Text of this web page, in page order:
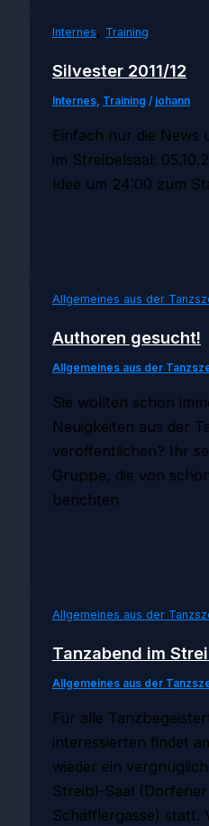
Internes , Training
Silvester 2011/12
Internes, Training / johann
Einfach nur die News
im Streibelsaal:
Idee um 24:00 zum
Allgemeines aus der
Authoren gesucht!
Allgemeines aus der
Sie wollten schon
Neuigkeiten aus der
veröffentlichen? Ihr
Gruppe, die von
berichten
Allgemeines aus der
Tanzabend im
Allgemeines aus der
Für alle
interessierten findet
wieder ein
Streibl-Saal
Schäfflergasse) statt.